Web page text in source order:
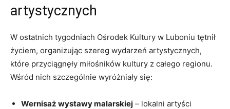
artystycznych
W ostatnich tygodniach Ośrodek Kultury w Luboniu tętnił
życiem, organizując szereg wydarzeń artystycznych,
które przyciągnęły miłośników kultury z całego regionu.
Wśród nich szczególnie wyróżniały się:
Wernisaż wystawy malarskiej – lokalni artyści